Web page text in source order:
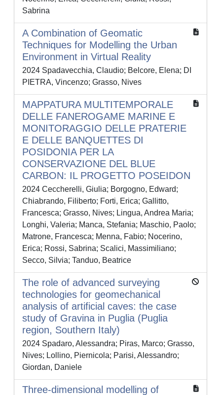
Sabrina
A Combination of Geomatic
Techniques for Modelling the Urban
Environment in Virtual Reality
2024 Spadavecchia, Claudio; Belcore, Elena; DI
PIETRA, Vincenzo; Grasso, Nives
MAPPATURA MULTITEMPORALE
DELLE FANEROGAME MARINE E
MONITORAGGIO DELLE PRATERIE
E DELLE BANQUETTES DI
POSIDONIA PER LA
CONSERVAZIONE DEL BLUE
CARBON: IL PROGETTO POSEIDON
2024 Ceccherelli, Giulia; Borgogno, Edward;
Chiabrando, Filiberto; Forti, Erica; Gallitto,
Francesca; Grasso, Nives; Lingua, Andrea Maria;
Longhi, Valeria; Manca, Stefania; Maschio, Paolo;
Matrone, Francesca; Menna, Fabio; Nocerino,
Erica; Rossi, Sabrina; Scalici, Massimiliano;
Secco, Silvia; Tanduo, Beatrice
The role of advanced surveying
technologies for geomechanical
analysis of artificial caves: the case
study of Gravina in Puglia (Puglia
region, Southern Italy)
2024 Spadaro, Alessandra; Piras, Marco; Grasso,
Nives; Lollino, Piernicola; Parisi, Alessandro;
Giordan, Daniele
Three-dimensional modelling of